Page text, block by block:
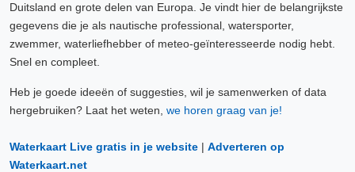
Duitsland en grote delen van Europa. Je vindt hier de belangrijkste
gegevens die je als nautische professional, watersporter,
zwemmer, waterliefhebber of meteo-geïnteresseerde nodig hebt.
Snel en compleet.
Heb je goede ideeën of suggesties, wil je samenwerken of data
hergebruiken? Laat het weten, we horen graag van je!
Waterkaart Live gratis in je website | Adverteren op
Waterkaart.net